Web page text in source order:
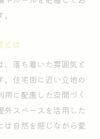
とは
、落ち着いた雰囲気と
住宅街に近い立地の
に配慮した空間づく
外スペースを活用した
は自然を感じながら愛